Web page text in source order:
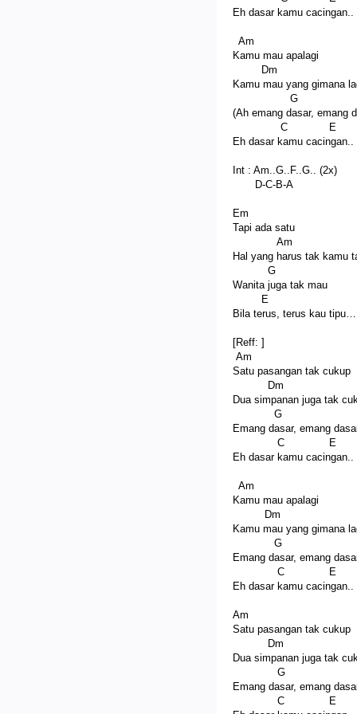
Eh dasar kamu cacingan..
Am
Kamu mau apalagi
Dm
Kamu mau yang gimana
G
(Ah emang dasar, emang
C E
Eh dasar kamu cacingan..
Int : Am..G..F..G.. (2x)
D-C-B-A
Em
Tapi ada satu
Am
Hal yang harus tak kamu
G
Wanita juga tak mau
E
Bila terus, terus kau tipu…
[Reff: ]
Am
Satu pasangan tak cukup
Dm
Dua simpanan juga tak
G
Emang dasar, emang
C E
Eh dasar kamu cacingan..
Am
Kamu mau apalagi
Dm
Kamu mau yang gimana
G
Emang dasar, emang
C E
Eh dasar kamu cacingan..
Am
Satu pasangan tak cukup
Dm
Dua simpanan juga tak
G
Emang dasar, emang
C E